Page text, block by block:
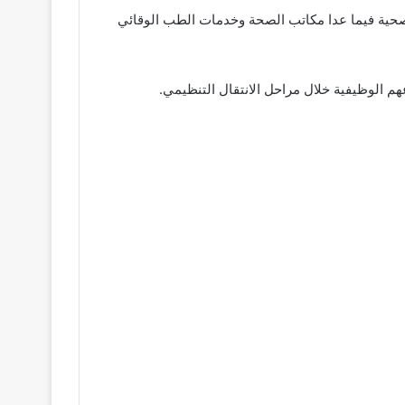
فيما عدا مكاتب الصحة وخدمات الطب الوقائي
الوظيفية خلال مراحل الانتقال التنظيمي.